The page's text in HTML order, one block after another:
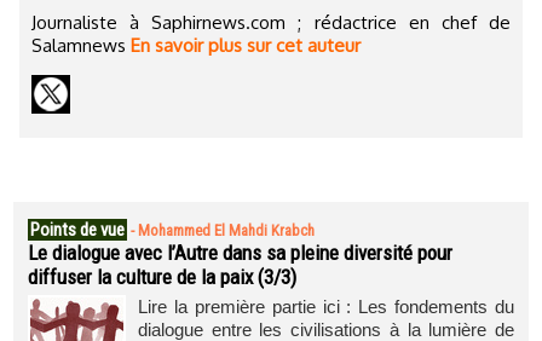
Journaliste à Saphirnews.com ; rédactrice en chef de
Salamnews En savoir plus sur cet auteur
Points de vue - Mohammed El Mahdi Krabch
Le dialogue avec l’Autre dans sa pleine diversité pour
diffuser la culture de la paix (3/3)
Lire la première partie ici : Les fondements du
dialogue entre les civilisations à la lumière de